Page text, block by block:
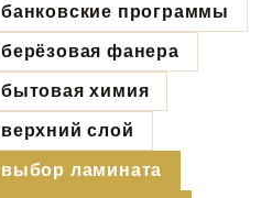
банковские программы
берёзовая фанера
бытовая химия
верхний слой
выбор ламината